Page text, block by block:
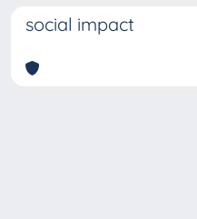
social impact